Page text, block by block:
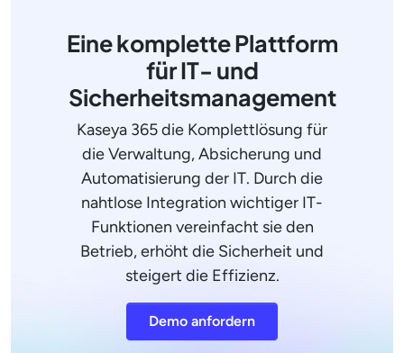
Eine komplette Plattform
für IT- und
Sicherheitsmanagement
Kaseya 365 die Komplettlösung für
die Verwaltung, Absicherung und
Automatisierung der IT. Durch die
nahtlose Integration wichtiger IT-
Funktionen vereinfacht sie den
Betrieb, erhöht die Sicherheit und
steigert die Effizienz.
Demo anfordern